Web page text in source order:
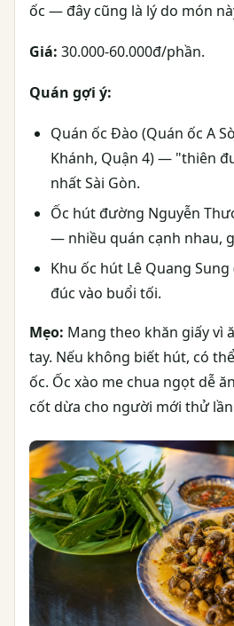
ốc — đây cũng là lý do món
Giá: 30.000-60.000đ/phần.
Quán gợi ý:
Quán ốc Đào (Quán ốc A
Khánh, Quận 4) — "thiên
nhất Sài Gòn.
Ốc hút đường Nguyễn
— nhiều quán cạnh nhau,
Khu ốc hút Lê Quang
đúc vào buổi tối.
Mẹo: Mang theo khăn giấy vì
tay. Nếu không biết hút, có
ốc. Ốc xào me chua ngọt dễ
cốt dừa cho người mới thử